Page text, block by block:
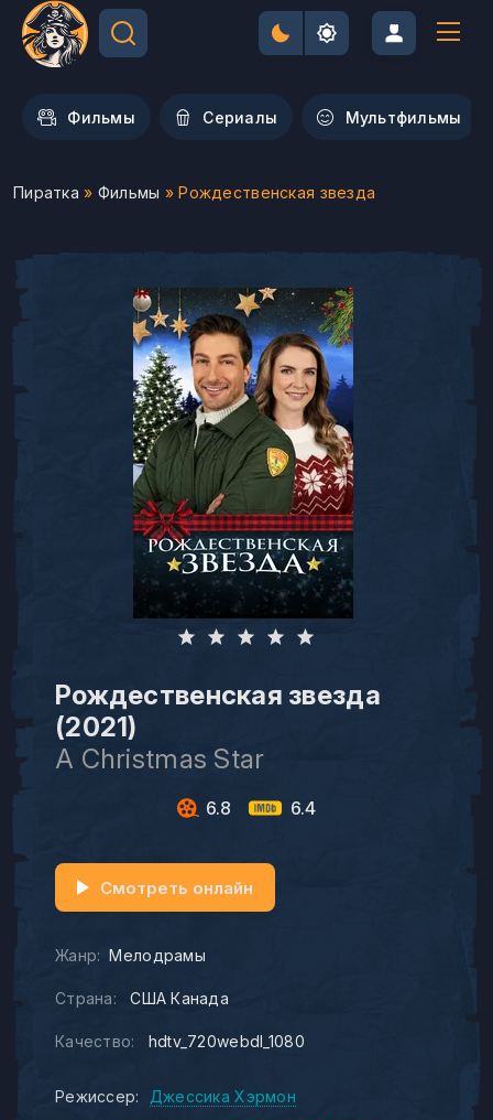
Фильмы Сериалы Мультфильмы
Пиратка » Фильмы » Рождественская звезда
Рождественская звезда
(2021)
A Christmas Star
6.8 6.4
Жанр: Мелодрамы
Страна: США Канада
Качество: hdtv_720webdl_1080
Смотреть онлайн
Режиссер:
Джессика Хэрмон